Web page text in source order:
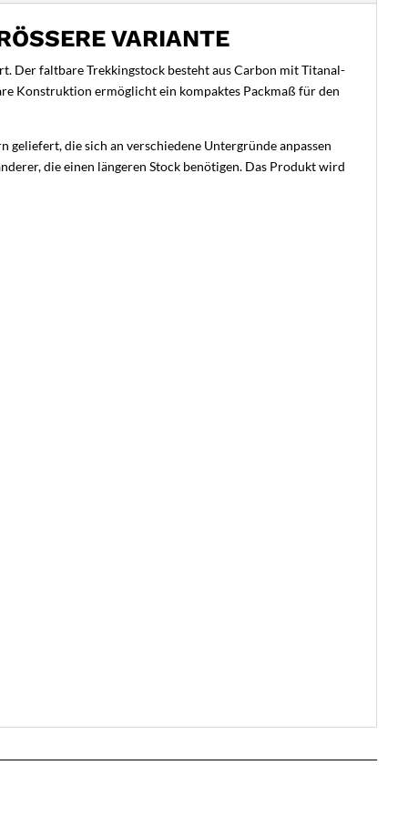
VARIANTE
Der faltbare Trekkingstock besteht aus Carbon mit Titanal-
Konstruktion ermöglicht ein kompaktes Packmaß für den
die sich an verschiedene Untergründe anpassen
die einen längeren Stock benötigen. Das Produkt wird